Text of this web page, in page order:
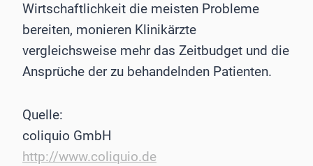
Wirtschaftlichkeit die meisten Probleme
bereiten, monieren Klinikärzte
vergleichsweise mehr das Zeitbudget und die
Ansprüche der zu behandelnden Patienten.
Quelle:
coliquio GmbH
http://www.coliquio.de